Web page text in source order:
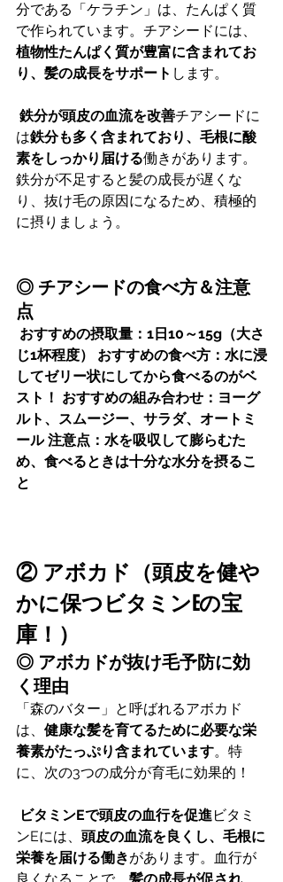
分である「ケラチン」は、たんぱく質
で作られています。チアシードには、
植物性たんぱく質が豊富に含まれてお
り、髪の成長をサポート します。
鉄分が頭皮の血流を改善チアシードに
は鉄分も多く含まれており、毛根に酸
素をしっかり届ける働きがあります。
鉄分が不足すると髪の成長が遅くな
り、抜け毛の原因になるため、積極的
に摂りましょう。
◎ チアシードの食べ方＆注意
点
おすすめの摂取量：1日10～15g（大さ
じ1杯程度）
おすすめの食べ方：水に浸
してゼリー状にしてから食べるのがベ
スト！ おすすめの組み合わせ：ヨーグ
ルト、スムージー、サラダ、オートミ
ール 注意点：水を吸収して膨らむた
め、食べるときは十分な水分を摂るこ
と
② アボカド（頭皮を健や
かに保つビタミンEの宝
庫！）
◎ アボカドが抜け毛予防に効
く理由
「森のバター」と呼ばれるアボカド
は、 健康な髪を育てるために必要な栄
養素がたっぷり含まれています。特
に、次の3つの成分が育毛に効果的！
ビタミンEで頭皮の血行を促進ビタミ
ンEには、 頭皮の血流を良くし、毛根に
栄養を届ける働きがあります。血行が